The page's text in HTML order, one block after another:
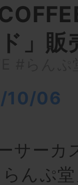
」販
10/06
サーカ
んぷ